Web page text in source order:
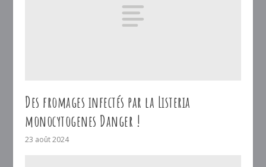
Des fromages infectés par la Listeria
monocytogenes Danger !
23 août 2024